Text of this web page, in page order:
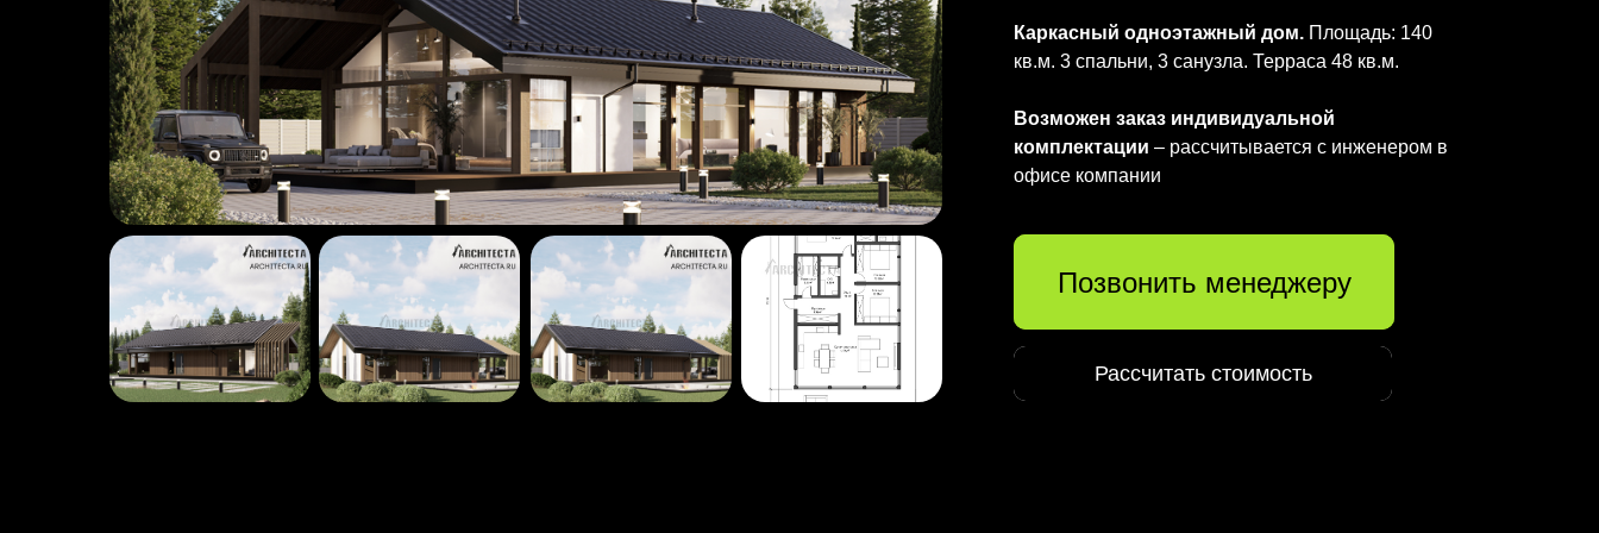
Каркасный одноэтажный дом. Площадь: 140
кв.м. 3 спальни, 3 санузла. Терраса 48 кв.м.
Возможен заказ индивидуальной
комплектации – рассчитывается с инженером в
офисе компании
Рассчитать стоимость
Смотреть проект
Рассчитать стоимость
Позвонить менеджеру